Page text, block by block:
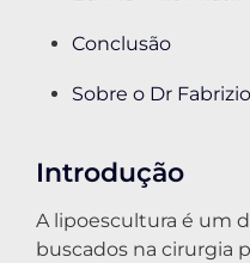
Conclusão
Sobre o Dr
Introdução
A lipoescultura é um
buscados na cirurgia